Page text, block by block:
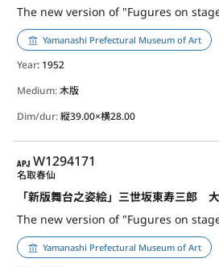
The new version of "Fugures on
Yamanashi Prefectural Museum of Art
Year: 1952
Medium:木版
Dim/dur:縦39.00×横28.00
APJ
W1294171
The new version of "Fugures on
名取春仙
Yamanashi Prefectural Museum of Art